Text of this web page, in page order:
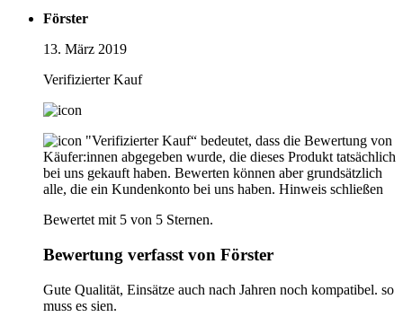
Förster
13. März 2019
Verifizierter Kauf
"Verifizierter Kauf“ bedeutet, dass die Bewertung von
Käufer:innen abgegeben wurde, die dieses Produkt tatsächlich
bei uns gekauft haben. Bewerten können aber grundsätzlich
alle, die ein Kundenkonto bei uns haben. Hinweis schließen
Bewertet mit 5 von 5 Sternen.
Bewertung verfasst von Förster
Gute Qualität, Einsätze auch nach Jahren noch kompatibel. so
muss es sien.